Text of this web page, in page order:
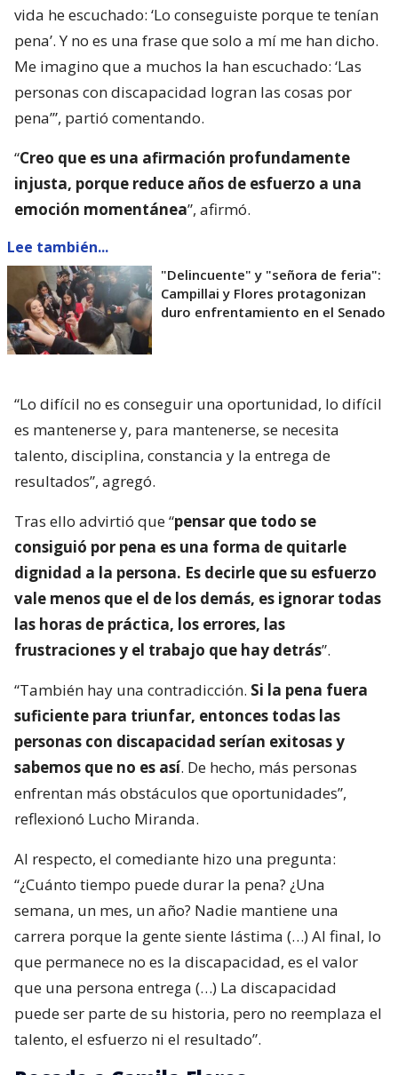
vida he escuchado: ‘Lo conseguiste porque te tenían
pena’. Y no es una frase que solo a mí me han dicho.
Me imagino que a muchos la han escuchado: ‘Las
personas con discapacidad logran las cosas por
pena’”, partió comentando.
“Creo que es una afirmación profundamente
injusta, porque reduce años de esfuerzo a una
emoción momentánea”, afirmó.
Lee también...
"Delincuente" y "señora de feria":
Campillai y Flores protagonizan
duro enfrentamiento en el Senado
“Lo difícil no es conseguir una oportunidad, lo difícil
es mantenerse y, para mantenerse, se necesita
talento, disciplina, constancia y la entrega de
resultados”, agregó.
Tras ello advirtió que “pensar que todo se
consiguió por pena es una forma de quitarle
dignidad a la persona. Es decirle que su esfuerzo
vale menos que el de los demás, es ignorar todas
las horas de práctica, los errores, las
frustraciones y el trabajo que hay detrás”.
“También hay una contradicción. Si la pena fuera
suficiente para triunfar, entonces todas las
personas con discapacidad serían exitosas y
sabemos que no es así. De hecho, más personas
enfrentan más obstáculos que oportunidades”,
reflexionó Lucho Miranda.
Al respecto, el comediante hizo una pregunta:
“¿Cuánto tiempo puede durar la pena? ¿Una
semana, un mes, un año? Nadie mantiene una
carrera porque la gente siente lástima (…) Al final, lo
que permanece no es la discapacidad, es el valor
que una persona entrega (…) La discapacidad
puede ser parte de su historia, pero no reemplaza el
talento, el esfuerzo ni el resultado”.